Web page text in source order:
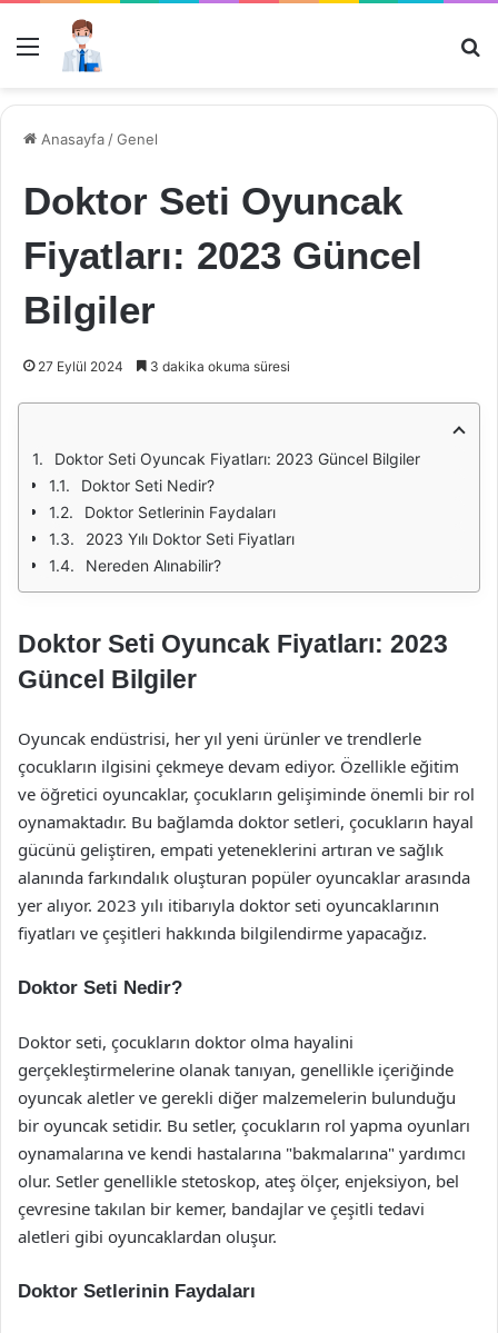
Menü
Anasayfa /Genel
Doktor Seti Oyuncak
Fiyatları: 2023 Güncel
Bilgiler
27 Eylül 2024 3 dakika okuma süresi
Doktor Seti Oyuncak Fiyatları: 2023 Güncel Bilgiler
Doktor Seti Nedir?
Doktor Setlerinin Faydaları
2023 Yılı Doktor Seti Fiyatları
Nereden Alınabilir?
Doktor Seti Oyuncak Fiyatları: 2023
Güncel Bilgiler
Oyuncak endüstrisi, her yıl yeni ürünler ve trendlerle
çocukların ilgisini çekmeye devam ediyor. Özellikle eğitim
ve öğretici oyuncaklar, çocukların gelişiminde önemli bir rol
oynamaktadır. Bu bağlamda doktor setleri, çocukların hayal
gücünü geliştiren, empati yeteneklerini artıran ve sağlık
alanında farkındalık oluşturan popüler oyuncaklar arasında
yer alıyor. 2023 yılı itibarıyla doktor seti oyuncaklarının
fiyatları ve çeşitleri hakkında bilgilendirme yapacağız.
Doktor Seti Nedir?
Doktor seti, çocukların doktor olma hayalini
gerçekleştirmelerine olanak tanıyan, genellikle içeriğinde
oyuncak aletler ve gerekli diğer malzemelerin bulunduğu
bir oyuncak setidir. Bu setler, çocukların rol yapma oyunları
oynamalarına ve kendi hastalarına "bakmalarına" yardımcı
olur. Setler genellikle stetoskop, ateş ölçer, enjeksiyon, bel
çevresine takılan bir kemer, bandajlar ve çeşitli tedavi
aletleri gibi oyuncaklardan oluşur.
Doktor Setlerinin Faydaları